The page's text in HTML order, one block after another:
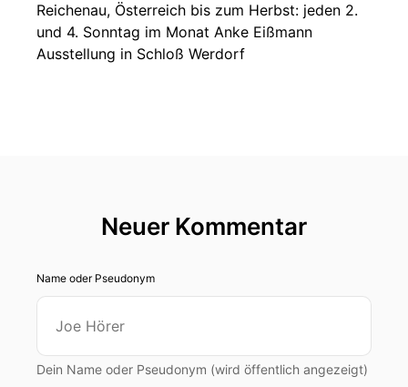
Reichenau, Österreich bis zum Herbst: jeden 2.
und 4. Sonntag im Monat Anke Eißmann
Ausstellung in Schloß Werdorf
Neuer Kommentar
Name oder Pseudonym
Dein Name oder Pseudonym (wird öffentlich angezeigt)